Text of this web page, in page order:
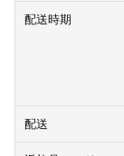
配送時期
配送